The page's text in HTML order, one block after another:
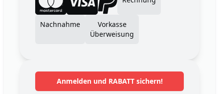
Nachnahme
Vorkasse
Überweisung
Anmelden und RABATT sichern!